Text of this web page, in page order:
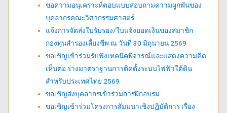
ขอความอนุเคราะห์ตอบแบบสอบถามความผูกพันของ
บุคลากรคณะวิศวกรรมศาสตร์
แจ้งการจัดส่งใบรับรอง/ใบแจ้งยอดเงินของสมาชิก
กองทุนสำรองเลี้ยงชีพ ณ วันที่ 30 มิถุนายน 2569
ขอเชิญเข้าร่วมรับฟังเทคนิคพิจารณ์และแสดงความคิด
เห็นต่อ ร่างมาตราฐานการติดตั้งระบบไฟฟ้าใต้ดิน
สำหรับประเทศไทย 2569
ขอเชิญส่งบุคลากรเข้าร่วมการฝึกอบรม
ขอเชิญเข้าร่วมโครงการสัมมนาเชิงปฏิบัติการ เรื่อง